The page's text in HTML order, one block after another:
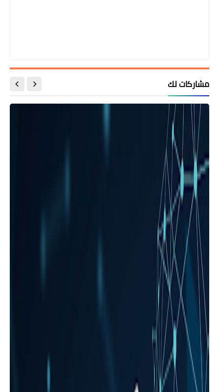
مشاركات لك